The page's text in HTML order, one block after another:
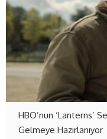
HBO’nun ‘Lanterns’
Gelmeye Hazırlanıyor